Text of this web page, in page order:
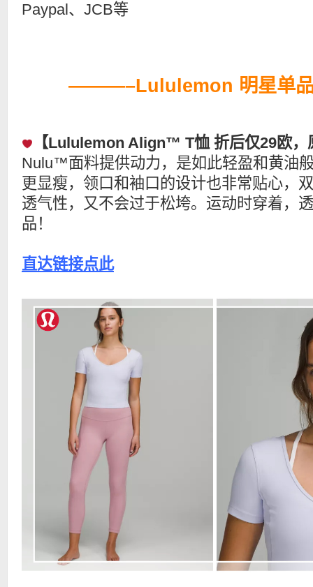
Paypal、JCB等
———–Lululemon 明星单
【Lululemon Align™ T恤 折后仅29欧，
Nulu™面料提供动力，是如此轻盈和黄油
更显瘦，领口和袖口的设计也非常贴心，
透气性，又不会过于松垮。运动时穿着，
品！
直达链接点此